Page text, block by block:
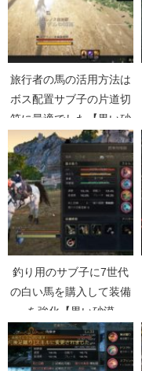
旅行者の馬の活用方法は
ボス配置サブ子の片道切
符に最適でした【黒い砂
漠Part4042】
釣り用のサブ子に7世代
の白い馬を購入して装備
を強化【黒い砂漠
Part2125】